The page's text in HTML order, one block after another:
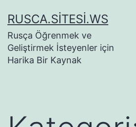
geçRUSCA.SITESI.WS
Rusça Öğrenmek ve
Geliştirmek İsteyenler için
Harika Bir Kaynak